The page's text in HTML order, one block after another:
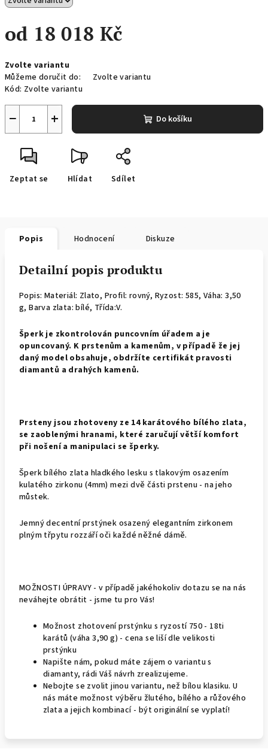
od 18 018 Kč
cena:
Zvolte variantu
Můžeme doručit do:
Zvolte variantu
Kód: Zvolte variantu
+
− Do košíku
Zeptat se Hlídat Sdílet
Popis Hodnocení Diskuze
Detailní popis produktu
Popis: Materiál: Zlato, Profil: rovný, Ryzost: 585, Váha: 3,50
g, Barva zlata: bílé, Třída:V.
Šperk je zkontrolován puncovním úřadem a je
opuncovaný. K prstenům a kamenům, v případě že jej
daný model obsahuje, obdržíte certifikát pravosti
diamantů a drahých kamenů.
Prsteny jsou zhotoveny ze 14 karátového bílého zlata,
se zaoblenými hranami, které zaručují větší komfort
při nošení a manipulaci se šperky.
Šperk bílého zlata hladkého lesku s tlakovým osazením
kulatého zirkonu (4mm) mezi dvě části prstenu - na jeho
můstek.
Jemný decentní prstýnek osazený elegantním zirkonem
plným třpytu rozzáří oči každé něžné dámě.
MOŽNOSTI ÚPRAVY - v případě jakéhokoliv dotazu se na nás
neváhejte obrátit - jsme tu pro Vás!
Možnost zhotovení prstýnku s ryzostí 750 - 18ti
karátů (váha 3,90 g) - cena se liší dle velikosti
prstýnku
Napište nám, pokud máte zájem o variantu s
diamanty, rádi Váš návrh zrealizujeme.
Nebojte se zvolit jinou variantu, než bílou klasiku. U
nás máte možnost výběru žlutého, bílého a růžového
zlata a jejich kombinací - být originální se vyplatí!